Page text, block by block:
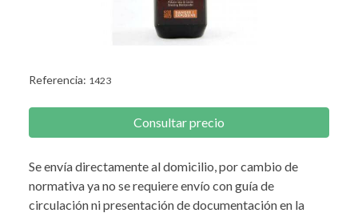
Referencia: 1423
Consultar precio
Se envía directamente al domicilio, por cambio de
normativa ya no se requiere envío con guía de
circulación ni presentación de documentación en la